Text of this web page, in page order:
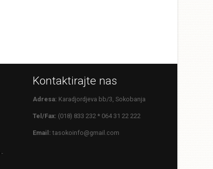
-
Kontaktirajte nas
Adresa: Karadjordjeva bb/3, Sokobanja
Tel/Fax: (018) 833 232 * 064 31 22 222
Email: tasokoinfo@gmail.com